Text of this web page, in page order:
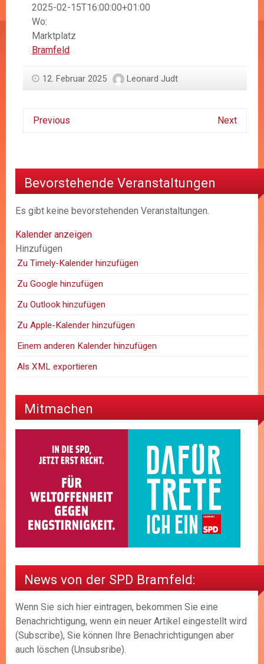
2025-02-15T16:00:00+01:00
Wo:
Marktplatz
Bramfeld
12. Februar 2025 Leonard Judt
Previous Next
Bevorstehende Veranstaltungen
Es gibt keine bevorstehenden Veranstaltungen.
Kalender anzeigen
Hinzufügen
Zu Timely-Kalender hinzufügen
Zu Google hinzufügen
Zu Outlook hinzufügen
Zu Apple-Kalender hinzufügen
Einem anderen Kalender hinzufügen
Als XML exportieren
Mitmachen
News von der SPD Bramfeld:
Wenn Sie sich hier eintragen, bekommen Sie eine
Benachrichtigung, wenn ein neuer Artikel eingestellt wird
(Subscribe), Sie können Ihre Benachrichtigungen aber
auch löschen (Unsubsribe).